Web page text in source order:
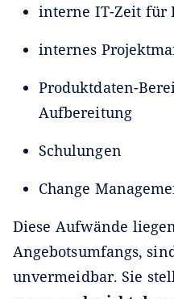
interne IT-Zeit für
internes
Produktdaten-
Aufbereitung
Schulungen
Change
Diese Aufwände
Angebotsumfangs,
unvermeidbar. Sie